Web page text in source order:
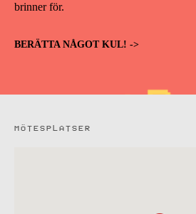
brinner för.
BERÄTTA NÅGOT KUL! ->
MÖTESPLATSER